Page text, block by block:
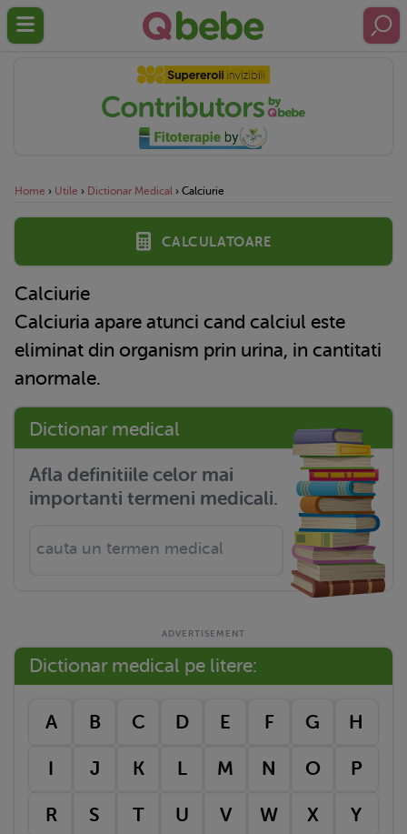
Home › Utile › Dictionar Medical › Calciurie
Calculatoare
Calciurie
Calciuria apare atunci cand calciul este
eliminat din organism prin urina, in cantitati
anormale.
Dictionar medical
Afla definitiile celor mai
importanti termeni medicali.
Dictionar medical pe litere:
A B C D E F G H
I J K L M N O P
R S T U V W X Y